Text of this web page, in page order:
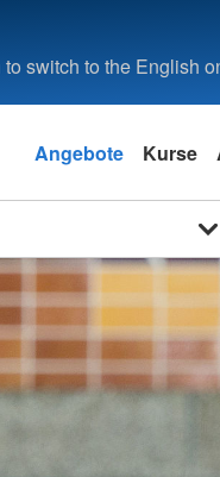
switch to the English
Angebote Kurse